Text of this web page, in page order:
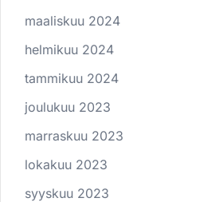
maaliskuu 2024
helmikuu 2024
tammikuu 2024
joulukuu 2023
marraskuu 2023
lokakuu 2023
syyskuu 2023